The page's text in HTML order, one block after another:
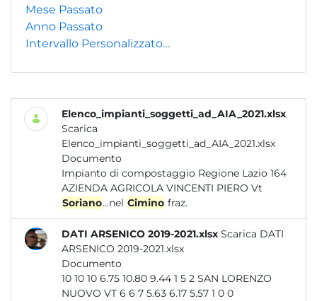
Mese Passato
Anno Passato
Intervallo Personalizzato…
Elenco_impianti_soggetti_ad_AIA_2021.xlsx
Scarica
Elenco_impianti_soggetti_ad_AIA_2021.xlsx
Documento
Impianto di compostaggio Regione Lazio 164
AZIENDA AGRICOLA VINCENTI PIERO Vt
Soriano...nel Cimino fraz.
DATI ARSENICO 2019-2021.xlsx Scarica DATI
ARSENICO 2019-2021.xlsx
Documento
10 10 10 6.75 10.80 9.44 1 5 2 SAN LORENZO
NUOVO VT 6 6 7 5.63 6.17 5.57 1 0 0